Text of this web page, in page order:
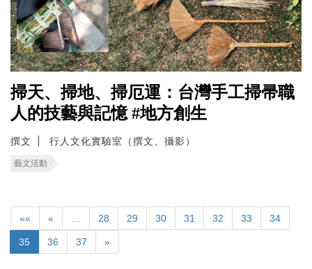
掃天、掃地、掃厄運：台灣手工掃帚職
人的技藝與記憶 #地方創生
撰文 行人文化實驗室（撰文、攝影）
藝文活動
«« « 28 29 30 31 32 33 34
35 36 37 »